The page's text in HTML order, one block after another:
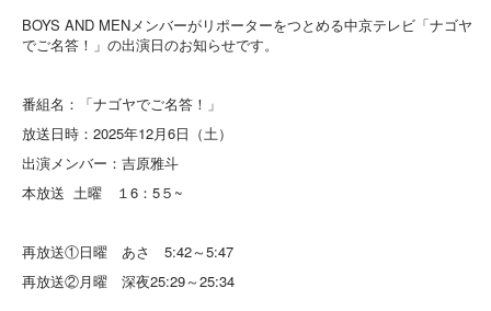
BOYS AND MENメンバーがリポーターをつとめる中京テレビ「ナゴヤ
でご名答！」の出演日のお知らせです。
番組名：「ナゴヤでご名答！」
放送日時：2025年12月6日（土）
出演メンバー：吉原雅斗
本放送 土曜 １6：5５~
再放送①日曜 あさ 5:42～5:47
再放送②月曜 深夜25:29～25:34